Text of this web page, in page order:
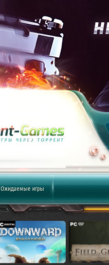
Ожидаемые игры